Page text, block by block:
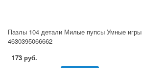
Пазлы 104 детали Милые пупсы Умные игры
4630395066662
173 руб.